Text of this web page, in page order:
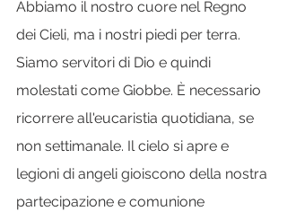
Abbiamo il nostro cuore nel Regno
dei Cieli, ma i nostri piedi per terra.
Siamo servitori di Dio e quindi
molestati come Giobbe. È necessario
ricorrere all'eucaristia quotidiana, se
non settimanale. Il cielo si apre e
legioni di angeli gioiscono della nostra
partecipazione e comunione